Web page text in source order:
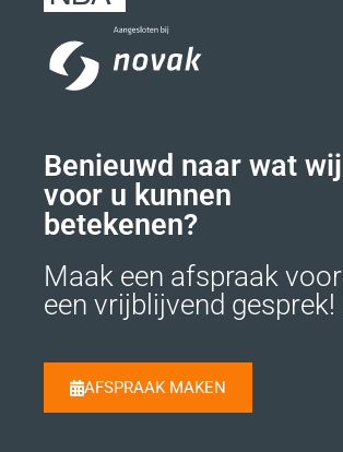
Benieuwd naar wat wij
voor u kunnen
betekenen?
Maak een afspraak voor
een vrijblijvend gesprek!
AFSPRAAK MAKEN